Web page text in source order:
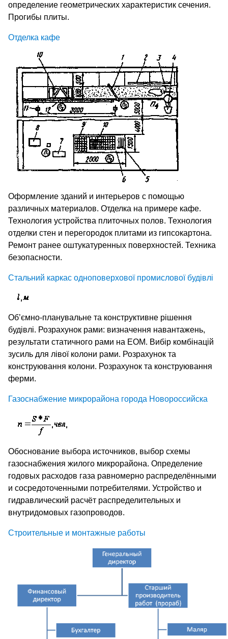
определение геометрических характеристик сечения.
Прогибы плиты.
Отделка кафе
Оформление зданий и интерьеров с помощью
различных материалов. Отделка на примере кафе.
Технология устройства плиточных полов. Технология
отделки стен и перегородок плитами из гипсокартона.
Ремонт ранее оштукатуренных поверхностей. Техника
безопасности.
Стальний каркас одноповерхової промислової будівлі
Об’ємно-планувальне та конструктивне рішення
будівлі. Розрахунок рами: визначення навантажень,
результати статичного рами на ЕОМ. Вибір комбінацій
зусиль для лівої колони рами. Розрахунок та
конструювання колони. Розрахунок та конструювання
ферми.
Газоснабжение микрорайона города Новороссийска
Обоснование выбора источников, выбор схемы
газоснабжения жилого микрорайона. Определение
годовых расходов газа равномерно распределёнными
и сосредоточенными потребителями. Устройство и
гидравлический расчёт распределительных и
внутридомовых газопроводов.
Строительные и монтажные работы